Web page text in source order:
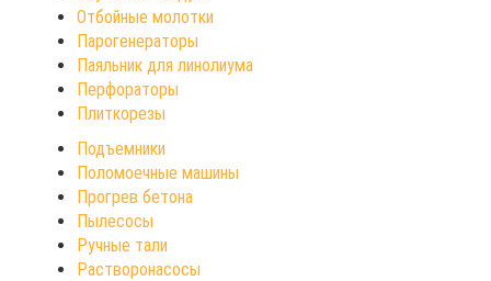
Отбойные молотки
Парогенераторы
Паяльник для линолиума
Перфораторы
Плиткорезы
Подъемники
Поломоечные машины
Прогрев бетона
Пылесосы
Ручные тали
Растворонасосы